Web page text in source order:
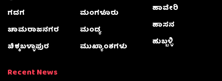
ಗದಗ
ಚಾಮರಾಜನಗರ
ಚಿಕ್ಕಬಳ್ಳಾಫುರ
ಮಂಗಳೂರು
ಮಂಡ್ಯ
ಮುಖ್ಯಾಂಶಗಳು
ಹಾವೇರಿ
ಹಾಸನ
ಹುಬ್ಬಳ್ಳಿ
Recent News